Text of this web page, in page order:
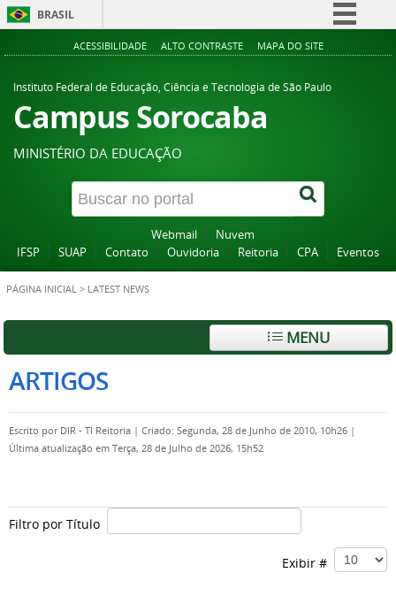
BRASIL
Simplifique!
Acesso à informação
Canais
ACESSIBILIDADE ALTO CONTRASTE MAPA DO SITE
Instituto Federal de Educação, Ciência e Tecnologia de São Paulo
Campus Sorocaba
MINISTÉRIO DA EDUCAÇÃO
Webmail
Nuvem
IFSP
SUAP Contato Ouvidoria Reitoria CPA Eventos
PÁGINA INICIAL > LATEST NEWS
MENU
ARTIGOS
Escrito por DIR - TI Reitoria | Criado: Segunda, 28 de Junho de 2010, 10h26 |
Última atualização em Terça, 28 de Julho de 2026, 15h52
Filtro por Título
Exibir #